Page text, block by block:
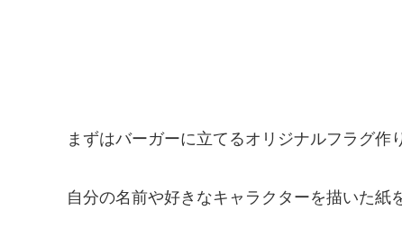
まずはバーガーに立てるオリジナルフラグ作
自分の名前や好きなキャラクターを描いた紙